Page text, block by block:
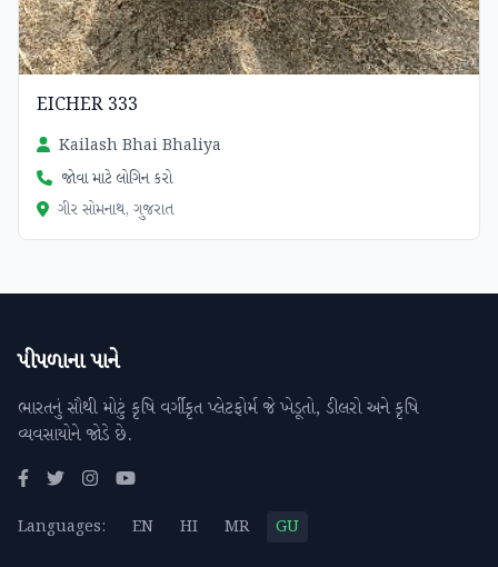
EICHER 333
Kailash Bhai Bhaliya
જોવા માટે લોગિન કરો
ગીર સોમનાથ, ગુજરાત
પીપળાના પાને
ભારતનું સૌથી મોટું કૃષિ વર્ગીકૃત પ્લેટફોર્મ જે ખેડૂતો, ડીલરો અને કૃષિ
વ્યવસાયોને જોડે છે.
Languages: EN HI MR GU